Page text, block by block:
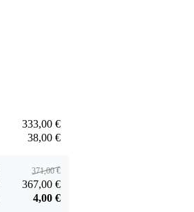
333,00 €
38,00 €
371,00 €
367,00 €
4,00 €